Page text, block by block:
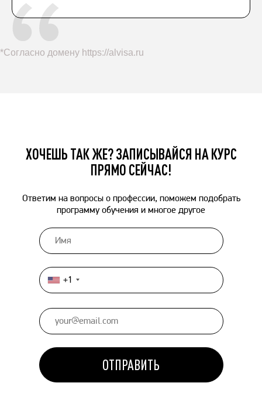
*Согласно домену https://alvisa.ru
ХОЧЕШЬ ТАК ЖЕ? ЗАПИСЫВАЙСЯ НА КУРС
ПРЯМО СЕЙЧАС!
Ответим на вопросы о профессии, поможем подобрать
программу обучения и многое другое
United
States
+1
+1
ОТПРАВИТЬ